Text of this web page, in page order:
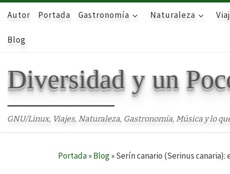
Skip to content
Autor Portada Gastronomía Naturaleza
Blog
Diversidad y un
GNU/Linux, Viajes, Naturaleza, Gastronomía, Música y lo
Portada»Blog»Serín canario (Serinus canaria):